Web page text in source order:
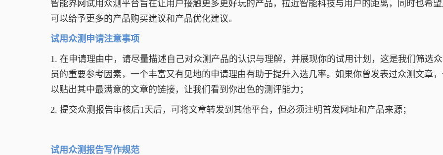
智能界网试用众测平台旨在让用户接触更多更好玩的产品，拉近智能科技与用户的距离，同时也希
可以给予更多的产品购买建议和产品优化建议。
试用众测申请注意事项
1. 在申请理由中，请尽量描述自己对众测产品的认识与理解，并展现你的试用计划，这是我们筛选
员的重要参考因素，一个丰富又有见地的申请理由有助于提升入选几率。如果你曾发表过众测文章
以贴出其中最满意的文章的链接，让我们看到你出色的测评能力；
2. 提交众测报告审核后1天后，可将文章转发到其他平台，但必须注明首发网址和产品来源；
试用众测报告写作规范